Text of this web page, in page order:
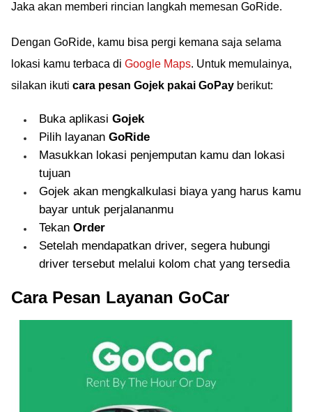
Jaka akan memberi rincian langkah memesan GoRide.
Dengan GoRide, kamu bisa pergi kemana saja selama
lokasi kamu terbaca di Google Maps. Untuk memulainya,
silakan ikuti cara pesan Gojek pakai GoPay berikut:
Buka aplikasi Gojek
Pilih layanan GoRide
Masukkan lokasi penjemputan kamu dan lokasi
tujuan
Gojek akan mengkalkulasi biaya yang harus kamu
bayar untuk perjalananmu
Tekan Order
Setelah mendapatkan driver, segera hubungi
driver tersebut melalui kolom chat yang tersedia
Cara Pesan Layanan GoCar